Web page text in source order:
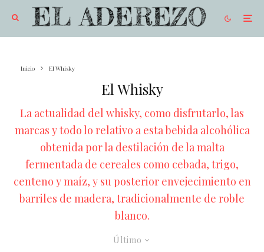
Inicio El Whisky
El Whisky
La actualidad del whisky, como disfrutarlo, las
marcas y todo lo relativo a esta bebida alcohólica
obtenida por la destilación de la malta
fermentada de cereales como cebada, trigo,
centeno y maíz, y su posterior envejecimiento en
barriles de madera, tradicionalmente de roble
blanco.
Último